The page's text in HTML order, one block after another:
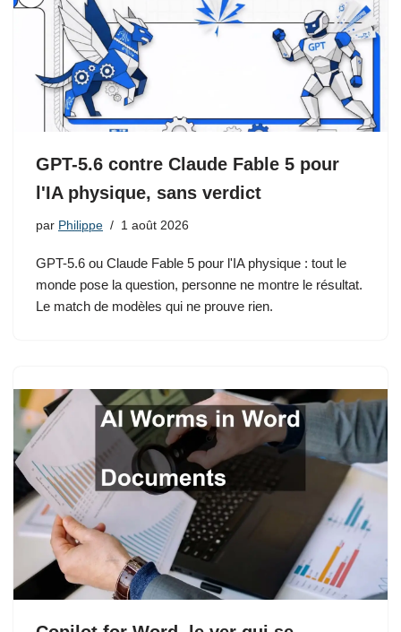
GPT-5.6 contre Claude Fable 5 pour
l'IA physique, sans verdict
par Philippe 1 août 2026
GPT-5.6 ou Claude Fable 5 pour l'IA physique : tout le
monde pose la question, personne ne montre le résultat.
Le match de modèles qui ne prouve rien.